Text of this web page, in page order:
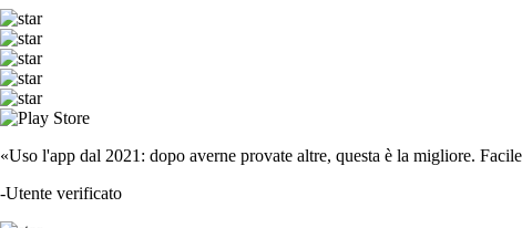
«Uso l'app dal 2021: dopo averne provate altre, questa è la migliore.
-Utente verificato